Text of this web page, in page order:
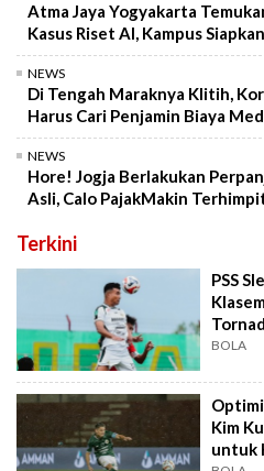
Atma Jaya Yogyakarta
Kasus Riset AI, Kampus
NEWS
Di Tengah Maraknya Klitih,
Harus Cari Penjamin Biaya
NEWS
Hore! Jogja Berlakukan
Asli, Calo PajakMakin
Terkini
PSS
BOLA
Kim
untuk